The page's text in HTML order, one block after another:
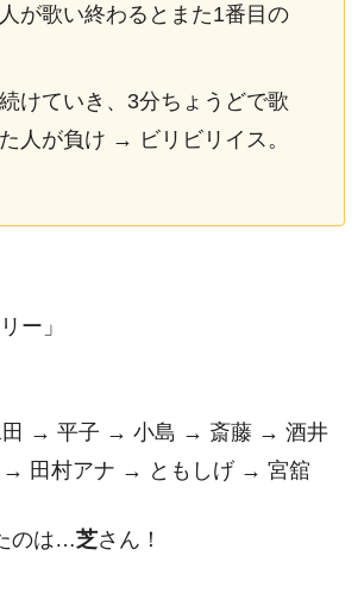
が歌い終わるとまた1番目の
けていき、3分ちょうどで歌
人が負け → ビリビリイス。
ー」
→ 平子 → 小島 → 斎藤 → 酒井
田村アナ → ともしげ → 宮舘
のは…芝さん！